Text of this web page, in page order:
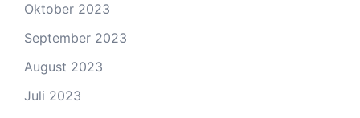
Oktober 2023
September 2023
August 2023
Juli 2023